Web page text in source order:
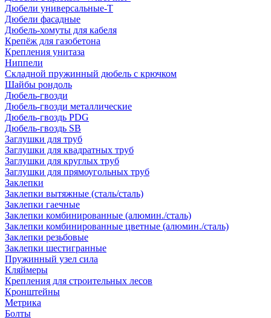
Дюбели универсальные-Т
Дюбели фасадные
Дюбель-хомуты для кабеля
Крепёж для газобетона
Крепления унитаза
Ниппели
Складной пружинный дюбель с крючком
Шайбы рондоль
Дюбель-гвозди
Дюбель-гвозди металлические
Дюбель-гвоздь PDG
Дюбель-гвоздь SB
Заглушки для труб
Заглушки для квадратных труб
Заглушки для круглых труб
Заглушки для прямоугольных труб
Заклепки
Заклепки вытяжные (сталь/сталь)
Заклепки гаечные
Заклепки комбинированные (алюмин./сталь)
Заклепки комбинированные цветные (алюмин./сталь)
Заклепки резьбовые
Заклепки шестигранные
Пружинный узел сила
Кляймеры
Крепления для строительных лесов
Кронштейны
Метрика
Болты